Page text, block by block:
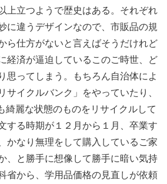
上立つようで歴史はある。それぞれ
に違うデザインなので、市販品の規
ら仕方がないと言えばそうだけれど
経済が逼迫しているこのご時世、ど
思ってしまう。もちろん自治体によ
サイクルバンク」をやっていたり、
綺麗な状態のものをリサイクルして
する時期が１２月から１月、卒業す
かなり無理をして購入しているご家
、と勝手に想像して勝手に暗い気持
省から、学用品価格の見直しが依頼